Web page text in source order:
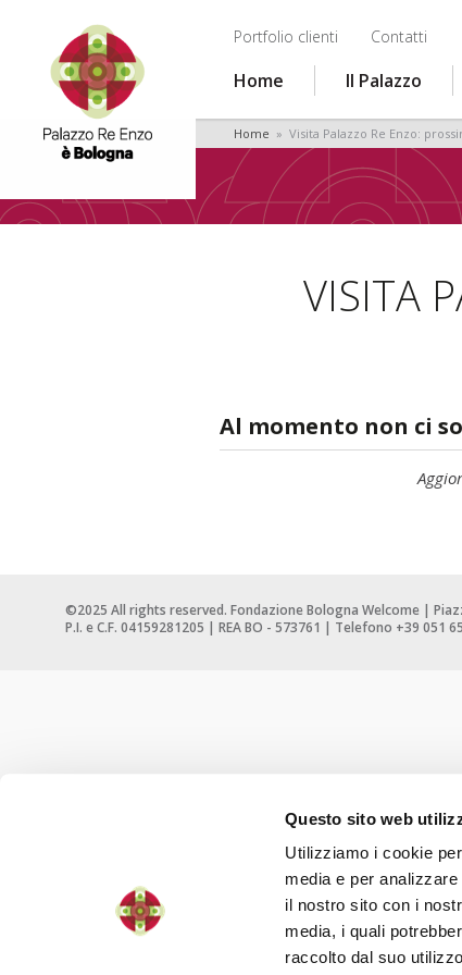
Questo sito web
Utilizziamo i cookie
media e per
il nostro sito con i
media, i quali
raccolto dal suo
Portfolio clienti Contatti
Home Il Palazzo
Home » Visita Palazzo Re Enzo:
VISITA
Al momento non ci
©2025 All rights reserved. Fondazione Bologna Welcome |
P.I. e C.F. 04159281205 | REA BO - 573761 | Telefono +39 051